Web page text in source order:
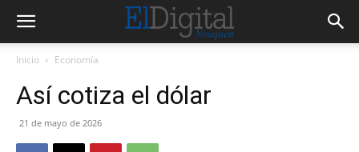
Inicio Economía
Así cotiza el dólar
21 de mayo de 2026